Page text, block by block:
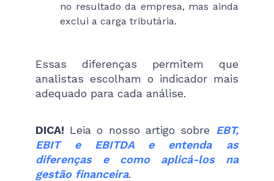
no resultado da empresa, mas ainda
exclui a carga tributária.
Essas diferenças permitem que
analistas escolham o indicador mais
adequado para cada análise.
DICA! Leia o nosso artigo sobre
EBT,
EBIT e EBITDA e entenda as
diferenças e como aplicá-los na
gestão financeira.